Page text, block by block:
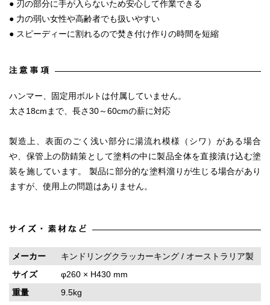
● 刃の部分に手が入らないため安心して作業できる
● 力の弱い女性や高齢者でも扱いやすい
● スピーディーに割れるので焚き付け作りの時間を短縮
ハンマー、固定用ボルトは付属していません。
太さ18cmまで、長さ30～60cmの薪に対応
製造上、表面のごく浅い部分に湯流れ模様（シワ）がある場合
や、保管上の防錆策として塗料の中に製品全体を直接漬け込む塗
装を施しています。 製品に部分的な塗料溜りが生じる場合があり
ますが、使用上の問題はありません。
メーカー
キンドリングクラッカーキング / オーストラリア製
サイズ
φ260 × H430 mm
重量
9.5kg